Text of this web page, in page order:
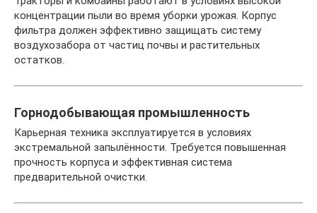
концентрации пыли во время уборки урожая. Корпус
фильтра должен эффективно защищать систему
воздухозабора от частиц почвы и растительных
остатков.
Горнодобывающая промышленность
Карьерная техника эксплуатируется в условиях
экстремальной запылённости. Требуется повышенная
прочность корпуса и эффективная система
предварительной очистки.